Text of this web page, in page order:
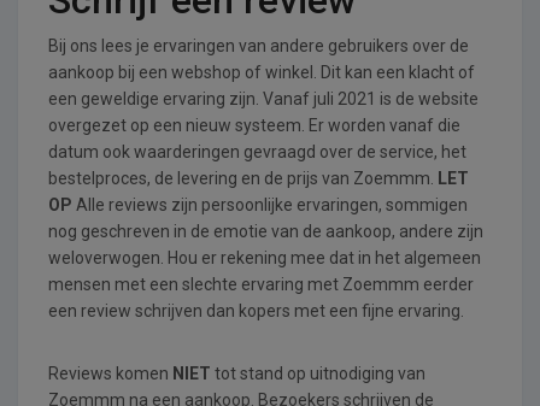
Bij ons lees je ervaringen van andere gebruikers over de
aankoop bij een webshop of winkel. Dit kan een klacht of
een geweldige ervaring zijn. Vanaf juli 2021 is de website
overgezet op een nieuw systeem. Er worden vanaf die
datum ook waarderingen gevraagd over de service, het
bestelproces, de levering en de prijs van Zoemmm.
LET
OP Alle reviews zijn persoonlijke ervaringen, sommigen
nog geschreven in de emotie van de aankoop, andere zijn
weloverwogen. Hou er rekening mee dat in het algemeen
mensen met een slechte ervaring met Zoemmm eerder
een review schrijven dan kopers met een fijne ervaring.
Reviews komen NIET tot stand op uitnodiging van
Zoemmm na een aankoop. Bezoekers schrijven de